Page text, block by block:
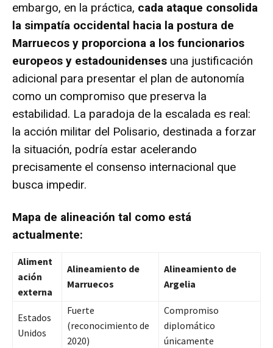
embargo, en la práctica, cada ataque consolida
la simpatía occidental hacia la postura de
Marruecos y proporciona a los funcionarios
europeos y estadounidenses una justificación
adicional para presentar el plan de autonomía
como un compromiso que preserva la
estabilidad. La paradoja de la escalada es real:
la acción militar del Polisario, destinada a forzar
la situación, podría estar acelerando
precisamente el consenso internacional que
busca impedir.
Mapa de alineación tal como está
actualmente:
Aliment
ación
externa
Alineamiento de
Marruecos
Alineamiento de
Argelia
Estados
Unidos
Fuerte
(reconocimiento de
2020)
Compromiso
diplomático
únicamente